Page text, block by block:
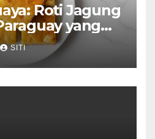
Roti Jagung
yang
SITI